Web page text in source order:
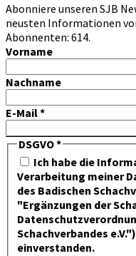
Abonniere unseren SJB
neusten Informationen
Abonnenten: 614.
Vorname
Nachname
E-Mail*
DSGVO*
Ich habe die
Verarbeitung meiner
des Badischen
"Ergänzungen der
Schachverbandes
einverstanden.